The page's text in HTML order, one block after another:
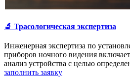
🔬 Трасологическая экспертиза
Инженерная экспертиза по
приборов ночного видения
анализ устройства с целью
заполнить заявку